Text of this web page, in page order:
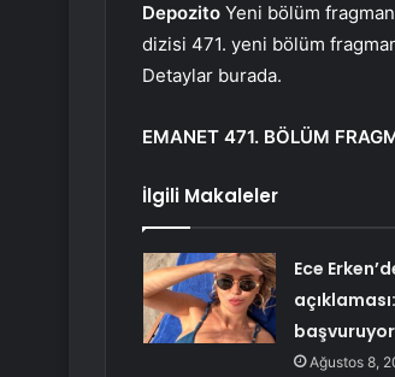
Depozito Yeni bölüm
dizisi 471. yeni bölüm
Detaylar burada.
EMANET 471. BÖLÜM
İlgili Makaleler
Ece
başvuruyor
Ağustos 8,